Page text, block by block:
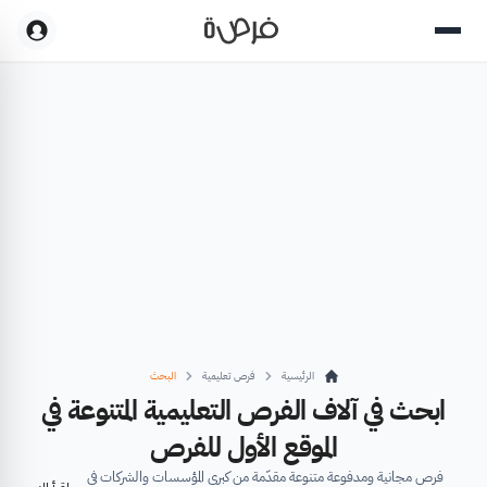
الرئيسية فرص تعليمية البحث
ابحث في آلاف الفرص التعليمية المتنوعة في
الموقع الأول للفرص
فرص مجانية ومدفوعة متنوعة مقدّمة من كبرى المؤسسات والشركات في